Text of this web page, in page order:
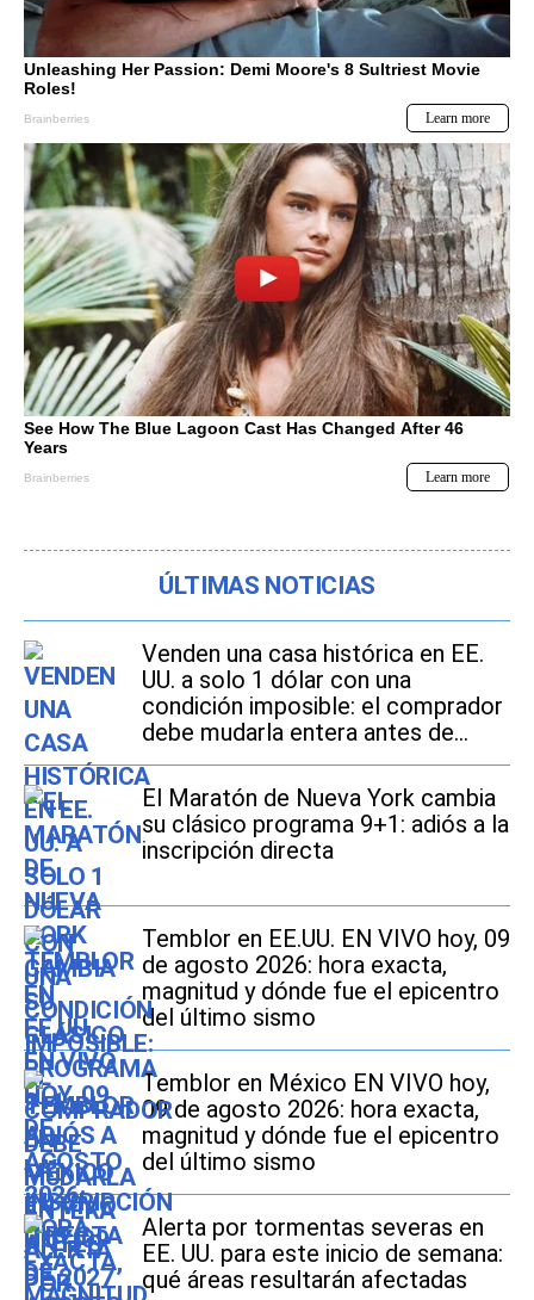
ÚLTIMAS NOTICIAS
Venden una casa histórica en EE.
UU. a solo 1 dólar con una
condición imposible: el comprador
debe mudarla entera antes de
2027
El Maratón de Nueva York cambia
su clásico programa 9+1: adiós a la
inscripción directa
Temblor en EE.UU. EN VIVO hoy, 09
de agosto 2026: hora exacta,
magnitud y dónde fue el epicentro
del último sismo
Temblor en México EN VIVO hoy,
09 de agosto 2026: hora exacta,
magnitud y dónde fue el epicentro
del último sismo
Alerta por tormentas severas en
EE. UU. para este inicio de semana:
qué áreas resultarán afectadas